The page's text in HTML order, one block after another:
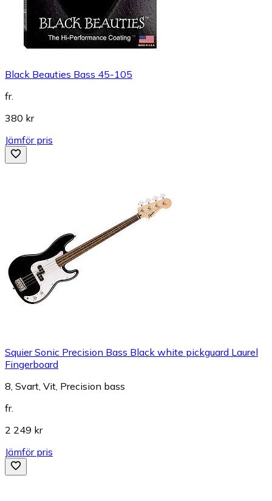
Black Beauties Bass 45-105
fr.
380 kr
Jämför pris
Squier Sonic Precision Bass Black white pickguard Laurel
Fingerboard
8, Svart, Vit, Precision bass
fr.
2 249 kr
Jämför pris